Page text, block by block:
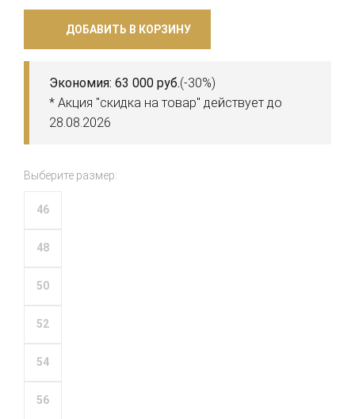
ДОБАВИТЬ В КОРЗИНУ
Экономия: 63 000 руб.(-30%)
* Акция "скидка на товар" действует до
28.08.2026
Выберите размер:
46
48
50
52
54
56